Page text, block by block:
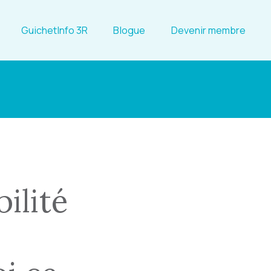
GuichetInfo 3R Blogue Devenir membre